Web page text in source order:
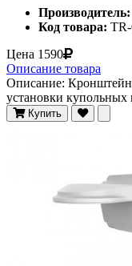
Производитель:
Код товара:
Цена 1590
Описание товара
Описание:
установки купольных
Купить